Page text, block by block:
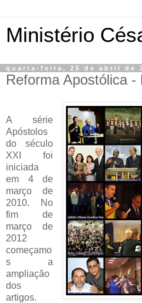
Ministério
quarta-feira, 25 de abril de
Reforma Apostólica -
A série
Apóstolos
do século
XXI foi
iniciada
em 4 de
março de
2010. No
fim de
março de
2012
começamo
s a
ampliação
dos
artigos.